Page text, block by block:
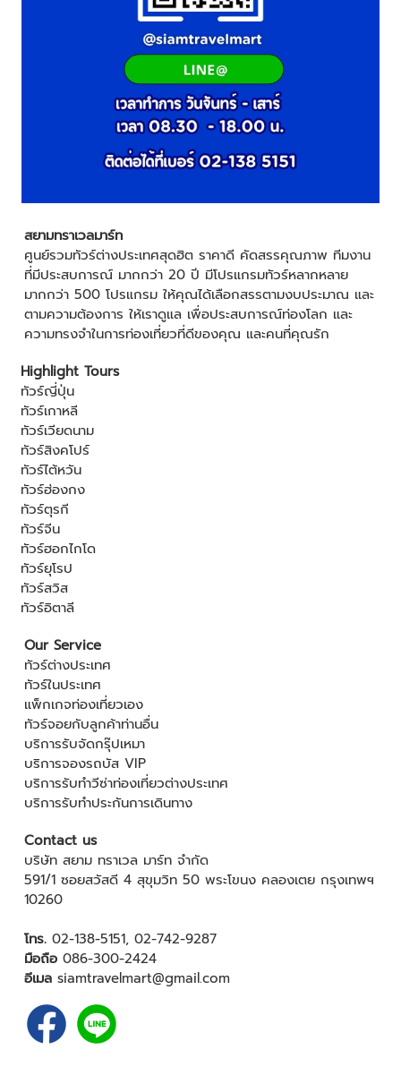
สยามทราเวลมาร์ท
ศูนย์รวมทัวร์ต่างประเทศสุดฮิต ราคาดี คัดสรรคุณภาพ ทีมงาน
ที่มีประสบการณ์ มากกว่า 20 ปี มีโปรแกรมทัวร์หลากหลาย
มากกว่า 500 โปรแกรม ให้คุณได้เลือกสรรตามงบประมาณ และ
ตามความต้องการ ให้เราดูแล เพื่อประสบการณ์ท่องโลก และ
ความทรงจำในการท่องเที่ยวที่ดีของคุณ และคนที่คุณรัก
Highlight Tours
ทัวร์ญี่ปุ่น
ทัวร์เกาหลี
ทัวร์เวียดนาม
ทัวร์สิงคโปร์
ทัวร์ไต้หวัน
ทัวร์ฮ่องกง
ทัวร์ตุรกี
ทัวร์จีน
ทัวร์ฮอกไกโด
ทัวร์ยุโรป
ทัวร์สวิส
ทัวร์อิตาลี
Our Service
ทัวร์ต่างประเทศ
ทัวร์ในประเทศ
แพ็กเกจท่องเที่ยวเอง
ทัวร์จอยกับลูกค้าท่านอื่น
บริการรับจัดกรุ๊ปเหมา
บริการจองรถบัส VIP
บริการรับทำวีซ่าท่องเที่ยวต่างประเทศ
บริการรับทำประกันการเดินทาง
Contact us
บริษัท สยาม ทราเวล มาร์ท จำกัด
591/1 ซอยสวัสดี 4 สุขุมวิท 50 พระโขนง คลองเตย กรุงเทพฯ
10260
โทร. 02-138-5151, 02-742-9287
มือถือ 086-300-2424
อีเมล siamtravelmart@gmail.com